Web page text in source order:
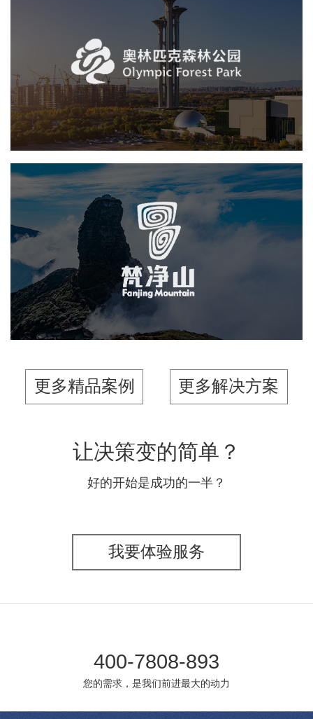
奥体森林公园
旅游休闲 AI人工智能 智慧公园
智慧体育公园
智能步道
智能大数据平台
梵净山保护区
网页设计 业务系统 智慧公园
更多精品案例 更多解决方案
让决策变的简单？
好的开始是成功的一半？
我要体验服务
400-7808-893
您的需求，是我们前进最大的动力